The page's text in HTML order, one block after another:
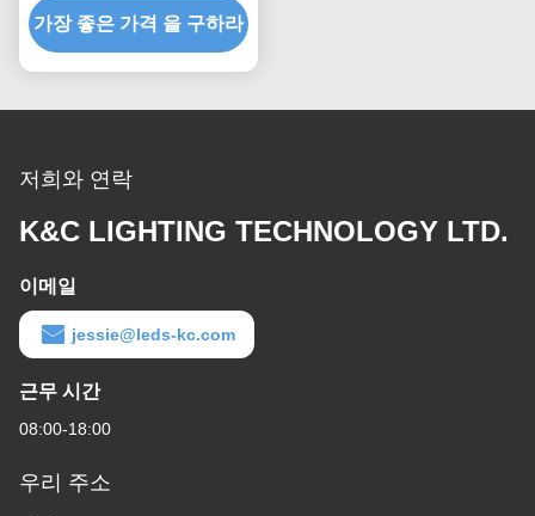
가장 좋은 가격 을 구하라
저희와 연락
K&C LIGHTING TECHNOLOGY LTD.
이메일
jessie@leds-kc.com
근무 시간
08:00-18:00
우리 주소